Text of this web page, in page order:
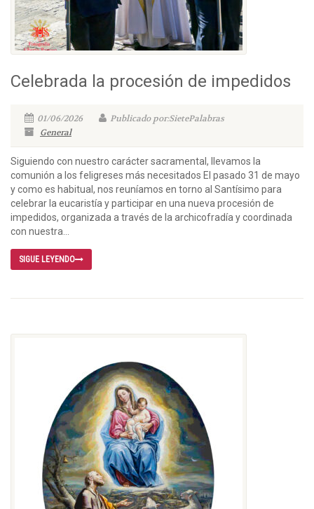
Celebrada la procesión de impedidos
01/06/2026
Publicado por:SietePalabras
General
Siguiendo con nuestro carácter sacramental, llevamos la
comunión a los feligreses más necesitados El pasado 31 de mayo
y como es habitual, nos reuníamos en torno al Santísimo para
celebrar la eucaristía y participar en una nueva procesión de
impedidos, organizada a través de la archicofradía y coordinada
con nuestra...
SIGUE LEYENDO